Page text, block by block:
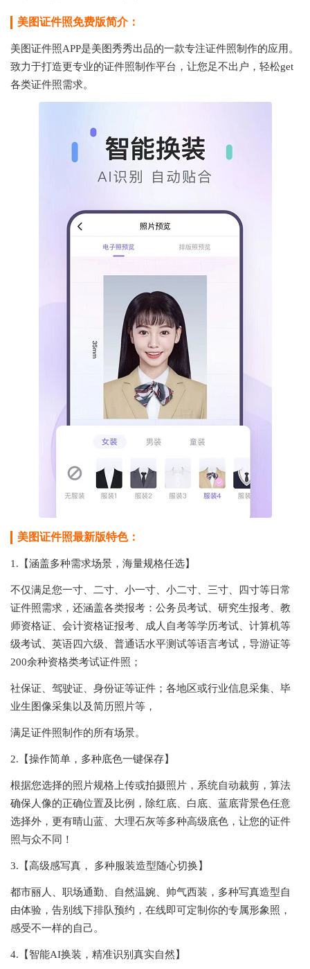
美图证件照免费版简介：
美图证件照APP是美图秀秀出品的一款专注证件照制作的应用。
致力于打造更专业的证件照制作平台，让您足不出户，轻松get
各类证件照需求。
美图证件照最新版特色：
1.【涵盖多种需求场景，海量规格任选】
不仅满足您一寸、二寸、小一寸、小二寸、三寸、四寸等日常
证件照需求，还涵盖各类报考：公务员考试、研究生报考、教
师资格证、会计资格证报考、成人自考等学历考试、计算机等
级考试、英语四六级、普通话水平测试等语言考试，导游证等
200余种资格类考试证件照；
社保证、驾驶证、身份证等证件；各地区或行业信息采集、毕
业生图像采集以及简历照片等，
满足证件照制作的所有场景。
2.【操作简单，多种底色一键保存】
根据您选择的照片规格上传或拍摄照片，系统自动裁剪，算法
确保人像的正确位置及比例，除红底、白底、蓝底背景色任意
选择外，更有晴山蓝、大理石灰等多种高级底色，让您的证件
照与众不同！
3.【高级感写真， 多种服装造型随心切换】
都市丽人、职场通勤、自然温婉、帅气西装，多种写真造型自
由体验，告别线下排队预约，在线即可定制你的专属形象照，
感受不一样的自己。
4.【智能AI换装，精准识别真实自然】